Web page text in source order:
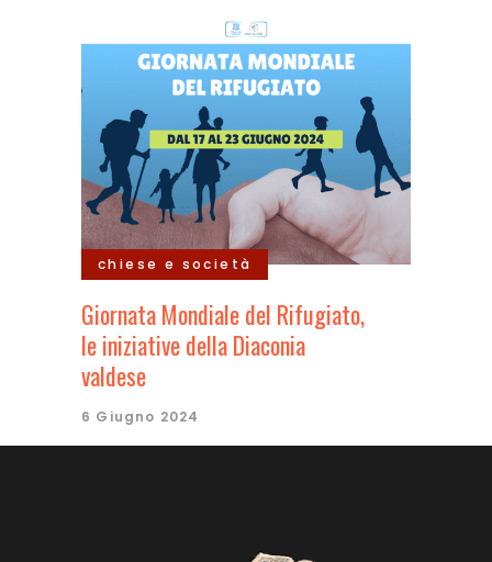
chiese e società
Giornata Mondiale del Rifugiato,
le iniziative della Diaconia
valdese
6 Giugno 2024